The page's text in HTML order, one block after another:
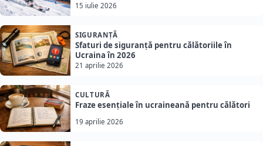
15 iulie 2026
SIGURANȚĂ
Sfaturi de siguranță pentru călătoriile în
Ucraina în 2026
21 aprilie 2026
CULTURĂ
Fraze esențiale în ucraineană pentru călători
19 aprilie 2026